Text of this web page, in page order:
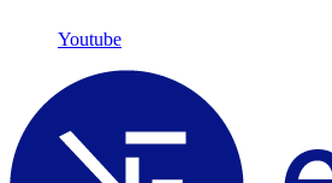
Youtube